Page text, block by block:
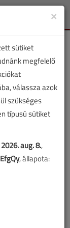
Toggle
×
sütiket
megfelelő
válassza azok
szükséges
típusú sütiket
2026. aug. 8.,
, állapota: